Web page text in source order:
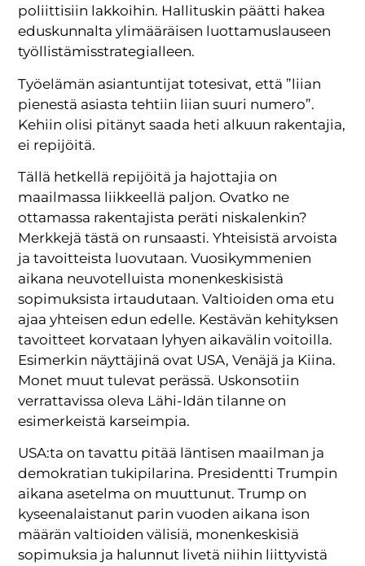
poliittisiin lakkoihin. Hallituskin päätti hakea
eduskunnalta ylimääräisen luottamuslauseen
työllistämisstrategialleen.
Työelämän asiantuntijat totesivat, että ”liian
pienestä asiasta tehtiin liian suuri numero”.
Kehiin olisi pitänyt saada heti alkuun rakentajia,
ei repijöitä.
Tällä hetkellä repijöitä ja hajottajia on
maailmassa liikkeellä paljon. Ovatko ne
ottamassa rakentajista peräti niskalenkin?
Merkkejä tästä on runsaasti. Yhteisistä arvoista
ja tavoitteista luovutaan. Vuosikymmenien
aikana neuvotelluista monenkeskisistä
sopimuksista irtaudutaan. Valtioiden oma etu
ajaa yhteisen edun edelle. Kestävän kehityksen
tavoitteet korvataan lyhyen aikavälin voitoilla.
Esimerkin näyttäjinä ovat USA, Venäjä ja Kiina.
Monet muut tulevat perässä. Uskonsotiin
verrattavissa oleva Lähi-Idän tilanne on
esimerkeistä karseimpia.
USA:ta on tavattu pitää läntisen maailman ja
demokratian tukipilarina. Presidentti Trumpin
aikana asetelma on muuttunut. Trump on
kyseenalaistanut parin vuoden aikana ison
määrän valtioiden välisiä, monenkeskisiä
sopimuksia ja halunnut livetä niihin liittyvistä